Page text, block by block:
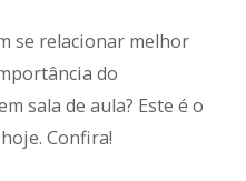
se relacionar melhor
do
sala de aula? Este é o
Confira!